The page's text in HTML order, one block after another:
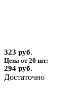
323 руб.
Цена от 20 шт:
294 руб.
Достаточно